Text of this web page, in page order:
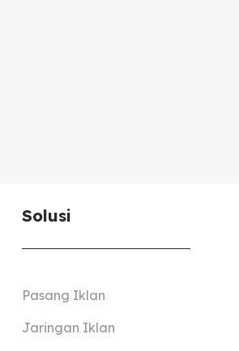
Solusi
Pasang Iklan
Jaringan Iklan